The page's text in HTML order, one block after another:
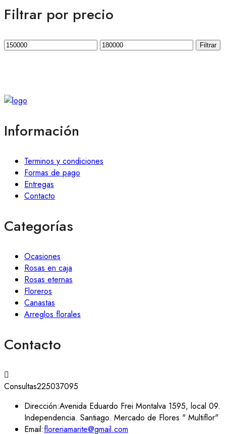
Filtrar por precio
Filtrar
Información
Terminos y condiciones
Formas de pago
Entregas
Contacto
Categorías
Ocasiones
Rosas en caja
Rosas eternas
Floreros
Canastas
Arreglos florales
Contacto
Consultas225037095
Dirección:Avenida Eduardo Frei Montalva 1595, local 09.
Independencia. Santiago. Mercado de Flores " Multiflor"
Email:floreriamarite@gmail.com